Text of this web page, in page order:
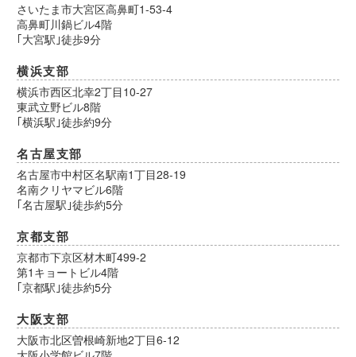
さいたま市大宮区高鼻町1-53-4
高鼻町川鍋ビル4階
｢大宮駅｣徒歩9分
横浜支部
横浜市西区北幸2丁目10-27
東武立野ビル8階
｢横浜駅｣徒歩約9分
名古屋支部
名古屋市中村区名駅南1丁目28-19
名南クリヤマビル6階
｢名古屋駅｣徒歩約5分
京都支部
京都市下京区材木町499-2
第1キョートビル4階
｢京都駅｣徒歩約5分
大阪支部
大阪市北区曽根崎新地2丁目6-12